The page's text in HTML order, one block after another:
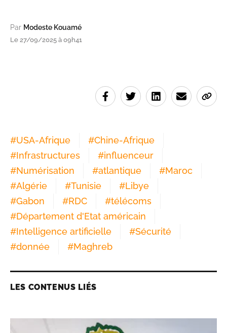
Par Modeste Kouamé
Le 27/09/2025 à 09h41
#USA-Afrique #Chine-Afrique
#Infrastructures #influenceur
#Numérisation #atlantique #Maroc
#Algérie #Tunisie #Libye
#Gabon #RDC #télécoms
#Département d'Etat américain
#Intelligence artificielle #Sécurité
#donnée #Maghreb
LES CONTENUS LIÉS